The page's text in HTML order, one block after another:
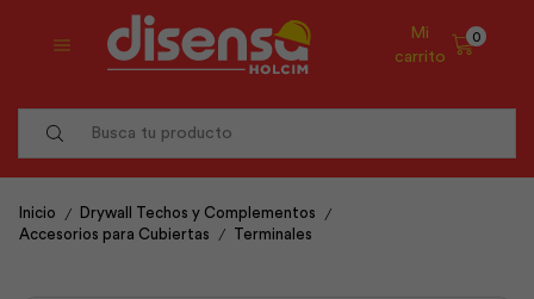
Mi
carrito
0
Inicio / Drywall Techos y Complementos /
Accesorios para Cubiertas / Terminales